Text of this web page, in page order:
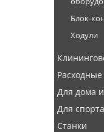
Блок-
Ходули
Для дома
Для
Станки